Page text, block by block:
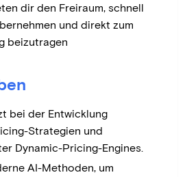
dir den Freiraum, schnell
und direkt zum
beizutragen
bei der Entwicklung
Strategien und
Dynamic-Pricing-Engines.
AI-Methoden, um